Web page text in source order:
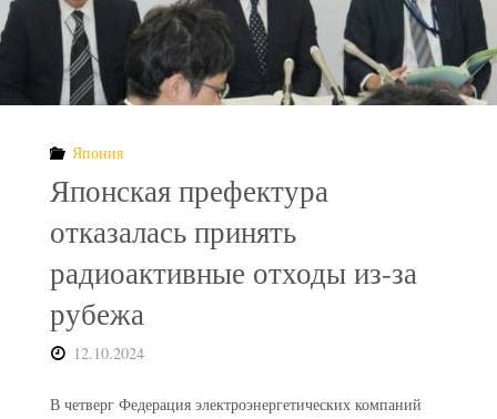
Япония
Японская префектура
отказалась принять
радиоактивные отходы из-за
рубежа
12.10.2024
В четверг Федерация электроэнергетических компаний